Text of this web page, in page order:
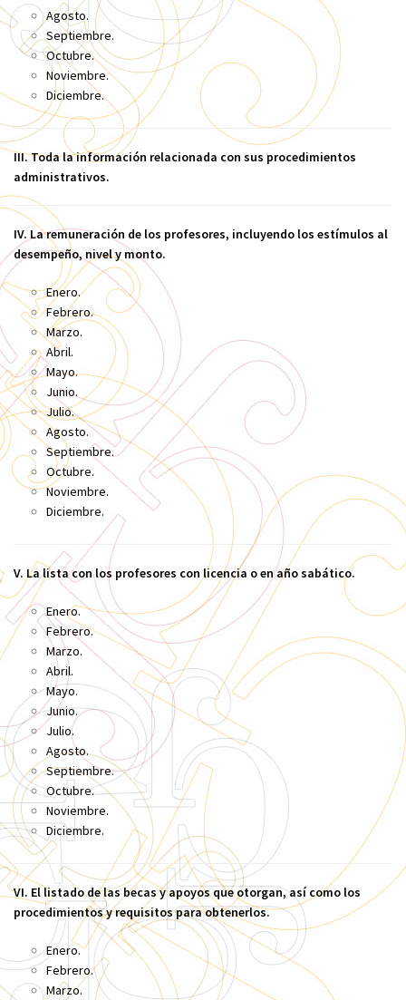
Agosto.
Septiembre.
Octubre.
Noviembre.
Diciembre.
III. Toda la información relacionada con sus procedimientos
administrativos.
IV. La remuneración de los profesores, incluyendo los estímulos al
desempeño, nivel y monto.
Enero.
Febrero.
Marzo.
Abril.
Mayo.
Junio.
Julio.
Agosto.
Septiembre.
Octubre.
Noviembre.
Diciembre.
V. La lista con los profesores con licencia o en año sabático.
Enero.
Febrero.
Marzo.
Abril.
Mayo.
Junio.
Julio.
Agosto.
Septiembre.
Octubre.
Noviembre.
Diciembre.
VI. El listado de las becas y apoyos que otorgan, así como los
procedimientos y requisitos para obtenerlos.
Enero.
Febrero.
Marzo.